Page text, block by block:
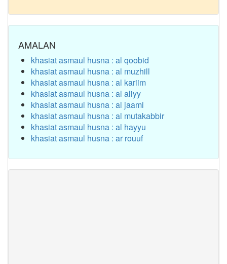
AMALAN
khasiat asmaul husna : al qoobid
khasiat asmaul husna : al muzhill
khasiat asmaul husna : al kariim
khasiat asmaul husna : al aliyy
khasiat asmaul husna : al jaami
khasiat asmaul husna : al mutakabbir
khasiat asmaul husna : al hayyu
khasiat asmaul husna : ar rouuf